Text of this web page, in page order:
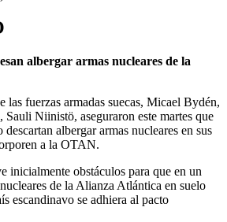
albergar armas nucleares de la
las fuerzas armadas suecas, Micael Bydén,
Sauli Niinistö, aseguraron este martes que
descartan albergar armas nucleares en sus
a la OTAN.
inicialmente obstáculos para que en un
de la Alianza Atlántica en suelo
escandinavo se adhiera al pacto